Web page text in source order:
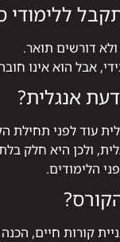
ללימודי
דורשים תואר.
אבל הוא אינו
אנגלית?
עוד לפני תחילת
ולכן היא חלק
הלימודים.
קורות חיים, הכנה